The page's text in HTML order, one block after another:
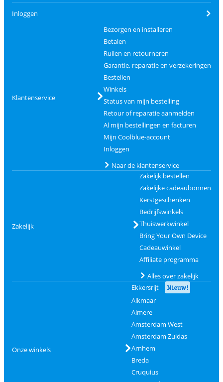
Inloggen
Klantenservice
Bezorgen en installeren
Betalen
Ruilen en retourneren
Garantie, reparatie en verzekeringen
Bestellen
Winkels
Status van mijn bestelling
Retour of reparatie aanmelden
Al mijn bestellingen en facturen
Mijn Coolblue-account
Inloggen
Naar de klantenservice
Zakelijk
Zakelijk bestellen
Zakelijke cadeaubonnen
Kerstgeschenken
Bedrijfswinkels
Thuiswerkwinkel
Bring Your Own Device
Cadeauwinkel
Affiliate programma
Alles over zakelijk
Onze winkels
Ekkersrijt Nieuw!
Alkmaar
Almere
Amsterdam West
Amsterdam Zuidas
Arnhem
Breda
Cruquius